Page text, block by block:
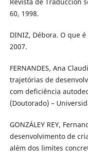
60, 1998.
DINIZ, Débora. O que
2007.
FERNANDES, Ana
trajetórias de
com deficiência
(Doutorado) –
GONZÁLEY REY,
desenvolvimento de
além dos limites